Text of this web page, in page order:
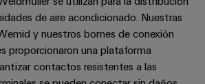
de aire acondicionado. Nuestras
y nuestros bornes de conexión
proporcionaron una plataforma
contactos resistentes a las